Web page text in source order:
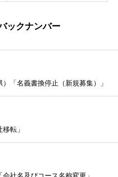
ックナンバー
「名義書換停止（新規募集）」
転」